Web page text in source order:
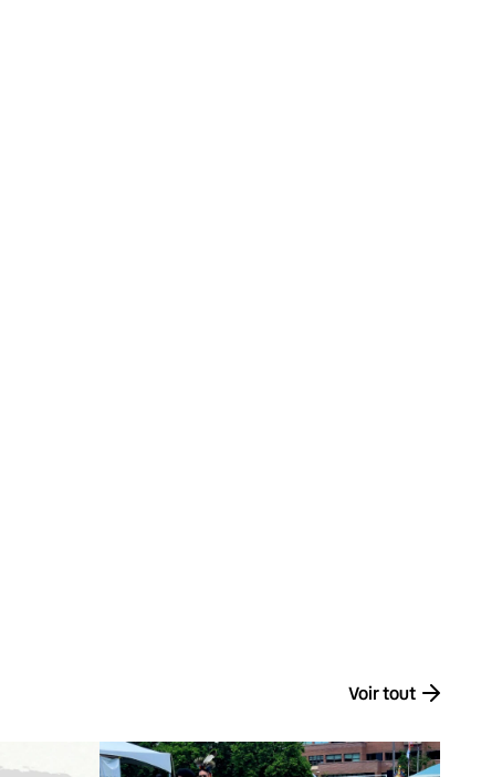
Voir tout